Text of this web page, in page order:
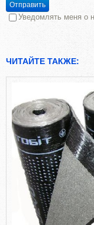
Отправить
Уведомлять меня о
ЧИТАЙТЕ ТАКЖЕ: